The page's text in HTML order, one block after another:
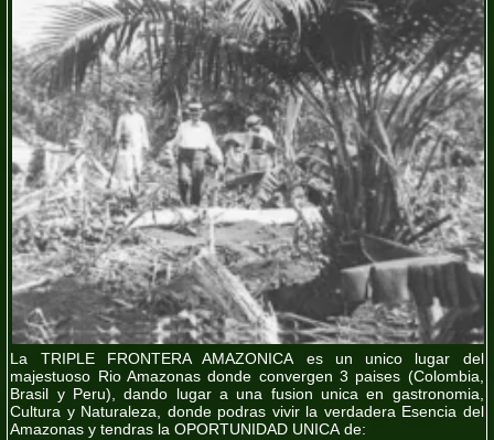
La TRIPLE FRONTERA AMAZONICAes un unico lugar del
majestuoso Rio Amazonas donde convergen 3 paises (Colombia,
Brasil y Peru), dando lugar a una fusion unica en gastronomia,
Cultura y Naturaleza, donde podras vivir la verdadera Esencia del
Amazonasy tendras la OPORTUNIDAD UNICA de: